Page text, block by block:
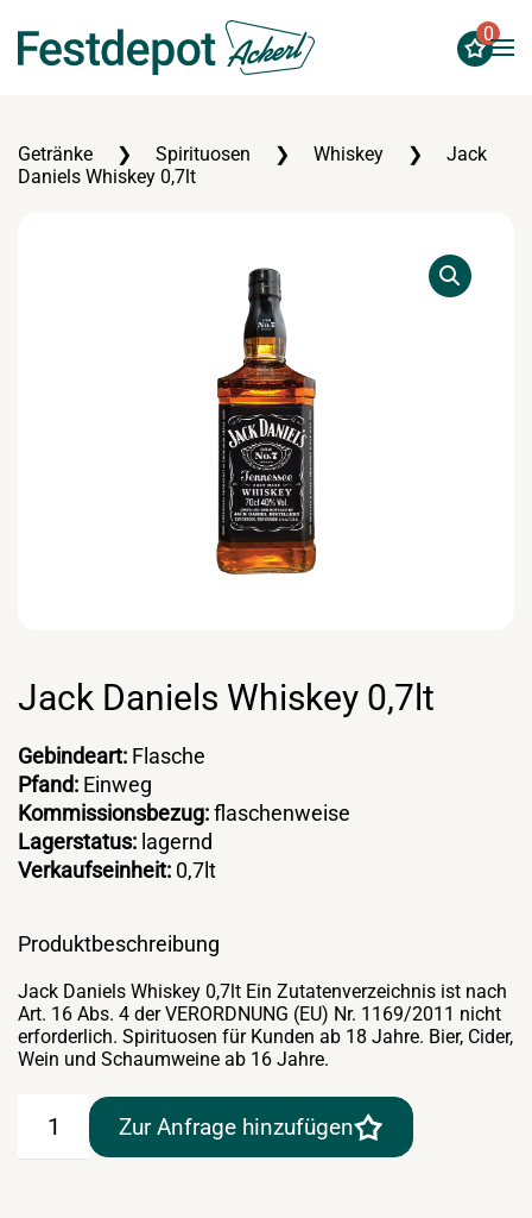
Zum Hauptinhalt springen
0
Getränke Spirituosen Whiskey
Jack
Daniels Whiskey 0,7lt
Jack Daniels Whiskey 0,7lt
Gebindeart: Flasche
Pfand: Einweg
Kommissionsbezug:flaschenweise
Lagerstatus: lagernd
Verkaufseinheit: 0,7lt
Produktbeschreibung
Jack Daniels Whiskey 0,7lt Ein Zutatenverzeichnis ist nach
Art. 16 Abs. 4 der VERORDNUNG (EU) Nr. 1169/2011 nicht
erforderlich. Spirituosen für Kunden ab 18 Jahre. Bier, Cider,
Wein und Schaumweine ab 16 Jahre.
Daniels
Zur Anfrage hinzufügen